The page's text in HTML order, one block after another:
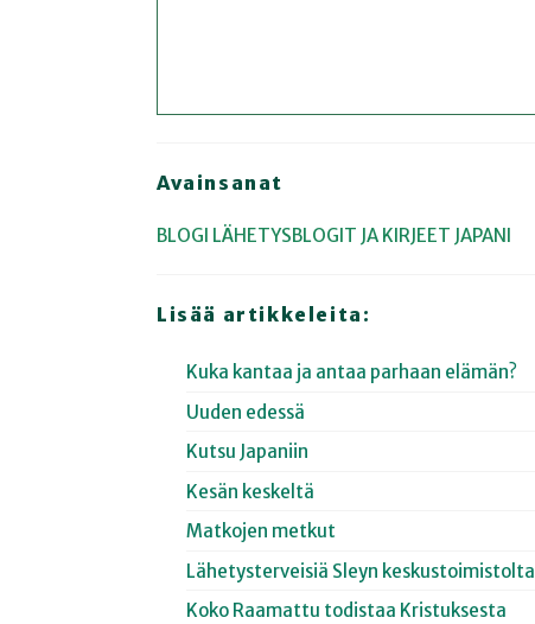
Avainsanat
BLOGI LÄHETYSBLOGIT JA KIRJEET JAPANI
Lisää artikkeleita:
Kuka kantaa ja antaa parhaan elämän?
Uuden edessä
Kutsu Japaniin
Kesän keskeltä
Matkojen metkut
Lähetysterveisiä Sleyn keskustoimistolta
Koko Raamattu todistaa Kristuksesta